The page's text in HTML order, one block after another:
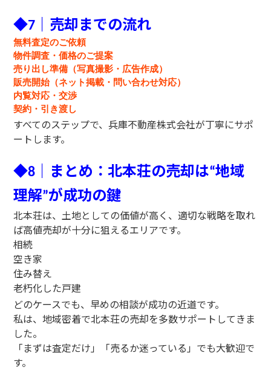
◆7 ｜売却までの流れ
無料査定のご依頼
物件調査・価格のご提案
売り出し準備（写真撮影・広告作成）
販売開始（ネット掲載・問い合わせ対応）
内覧対応・交渉
契約・引き渡し
すべてのステップで、兵庫不動産株式会社が丁寧にサポ
ートします。
◆8 ｜まとめ：北本荘の売却は“地域
理解”が成功の鍵
北本荘は、土地としての価値が高く、適切な戦略を取れ
ば高値売却が十分に狙えるエリアです。
相続
空き家
住み替え
老朽化した戸建
どのケースでも、早めの相談が成功の近道です。
私は、地域密着で北本荘の売却を多数サポートしてきま
した。
「まずは査定だけ」「売るか迷っている」でも大歓迎で
す。